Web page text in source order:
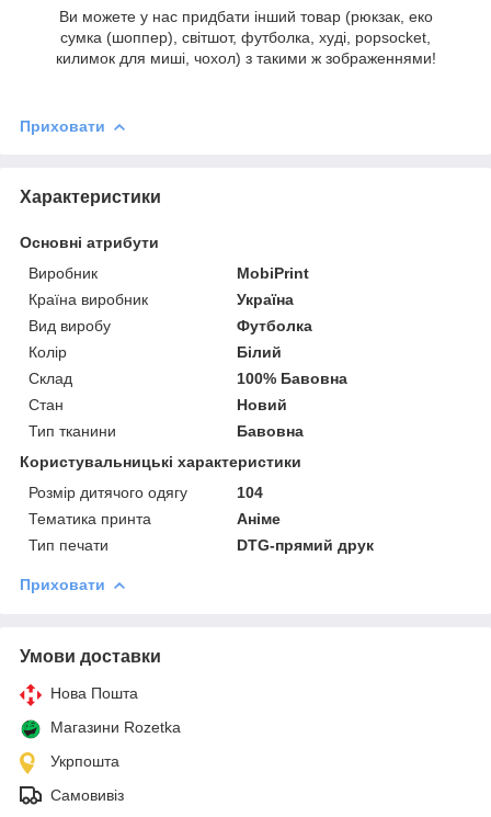
Ви можете у нас придбати інший товар (рюкзак, еко
сумка (шоппер), світшот, футболка, худі, popsocket,
килимок для миші, чохол) з такими ж зображеннями!
Приховати
Характеристики
Основні атрибути
Виробник
MobiPrint
Країна виробник
Україна
Вид виробу
Футболка
Колір
Білий
Склад
100% Бавовна
Стан
Новий
Тип тканини
Бавовна
Користувальницькі характеристики
Розмір дитячого одягу
104
Тематика принта
Аніме
Тип печати
DTG-прямий друк
Приховати
Умови доставки
Нова Пошта
Магазини Rozetka
Укрпошта
Самовивіз